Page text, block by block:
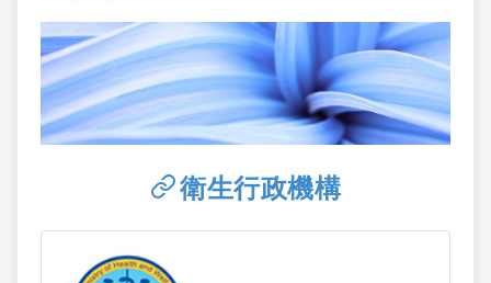
衛生行政機構